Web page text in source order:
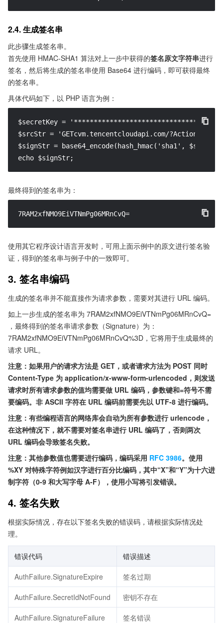
2.4. 生成签名串
此步骤生成签名串。
首先使用 HMAC-SHA1 算法对上一步中获得的签名原文字符串进行
签名，然后将生成的签名串使用 Base64 进行编码，即可获得最终
的签名串。
具体代码如下，以 PHP 语言为例：
$secretKey = '********************************';
$srcStr = 'GETcvm.tencentcloudapi.com/
$signStr = base64_encode(hash_hmac('sha1',
echo $signStr;
最终得到的签名串为：
7RAM2xfNMO9EiVTNmPg06MRnCvQ=
使用其它程序设计语言开发时，可用上面示例中的原文进行签名验
证，得到的签名串与例子中的一致即可。
3. 签名串编码
生成的签名串并不能直接作为请求参数，需要对其进行 URL 编码。
如上一步生成的签名串为 7RAM2xfNMO9EiVTNmPg06MRnCvQ=
，最终得到的签名串请求参数（Signature）为：
7RAM2xfNMO9EiVTNmPg06MRnCvQ%3D，它将用于生成最终的
请求 URL。
注意：如果用户的请求方法是 GET，或者请求方法为 POST 同时
Content-Type 为 application/x-www-form-urlencoded，则发送
请求时所有请求参数的值均需要做 URL 编码，参数键和=符号不需
要编码。非 ASCII 字符在 URL 编码前需要先以 UTF-8 进行编码。
注意：有些编程语言的网络库会自动为所有参数进行 urlencode，
在这种情况下，就不需要对签名串进行 URL 编码了，否则两次
URL 编码会导致签名失败。
注意：其他参数值也需要进行编码，编码采用 RFC 3986。使用
%XY 对特殊字符例如汉字进行百分比编码，其中“X”和“Y”为十六进
制字符（0-9 和大写字母 A-F），使用小写将引发错误。
4. 签名失败
根据实际情况，存在以下签名失败的错误码，请根据实际情况处
理。
错误代码 错误描述
AuthFailure.SignatureExpire 签名过期
AuthFailure.SecretIdNotFound 密钥不存在
AuthFailure.SignatureFailure 签名错误